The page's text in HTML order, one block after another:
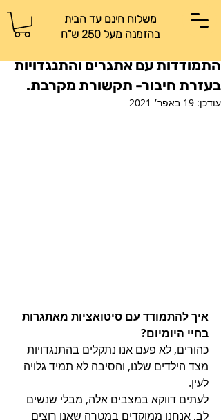
משלוח חינם עד הבית
בהזמנה מעל 250 ש"ח
התמודדות עם אתגרים והתנגדויות
בעזרת חיבור- תקשורת מקרבת.
עודכן: 19 באפר׳ 2021
איך להתמודד עם סיטואציות מאתגרות
בחיי היומיום?
כהורים, לא פעם אנו נתקלים בהתנגדויות
מצד הילדים שלנו, והסיבה לא תמיד גלויה
לעין.
לעתים דווקא במצבים אלה, מבלי שנשים
לב, אנחנו ממוקדים במטרה שאנו רוצים